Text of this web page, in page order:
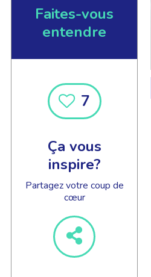
Faites-vous
entendre
7
Ça vous
inspire?
Partagez votre coup de
cœur